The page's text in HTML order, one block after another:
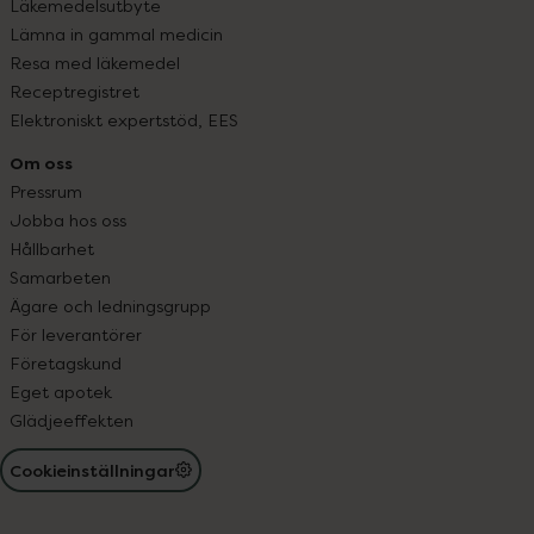
Läkemedelsutbyte
Lämna in gammal medicin
Resa med läkemedel
Receptregistret
Elektroniskt expertstöd, EES
Om oss
Pressrum
Jobba hos oss
Hållbarhet
Samarbeten
Ägare och ledningsgrupp
För leverantörer
Företagskund
Eget apotek
Glädjeeffekten
Cookieinställningar